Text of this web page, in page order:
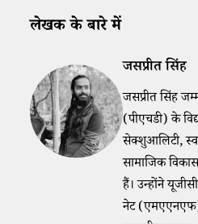
लेखक के बारे में
जसप्रीत सिंह
जसप्रीत सिंह
(पीएचडी) के
सेक्शुआलिटी,
सामाजिक
हैं। उन्होंने
नेट